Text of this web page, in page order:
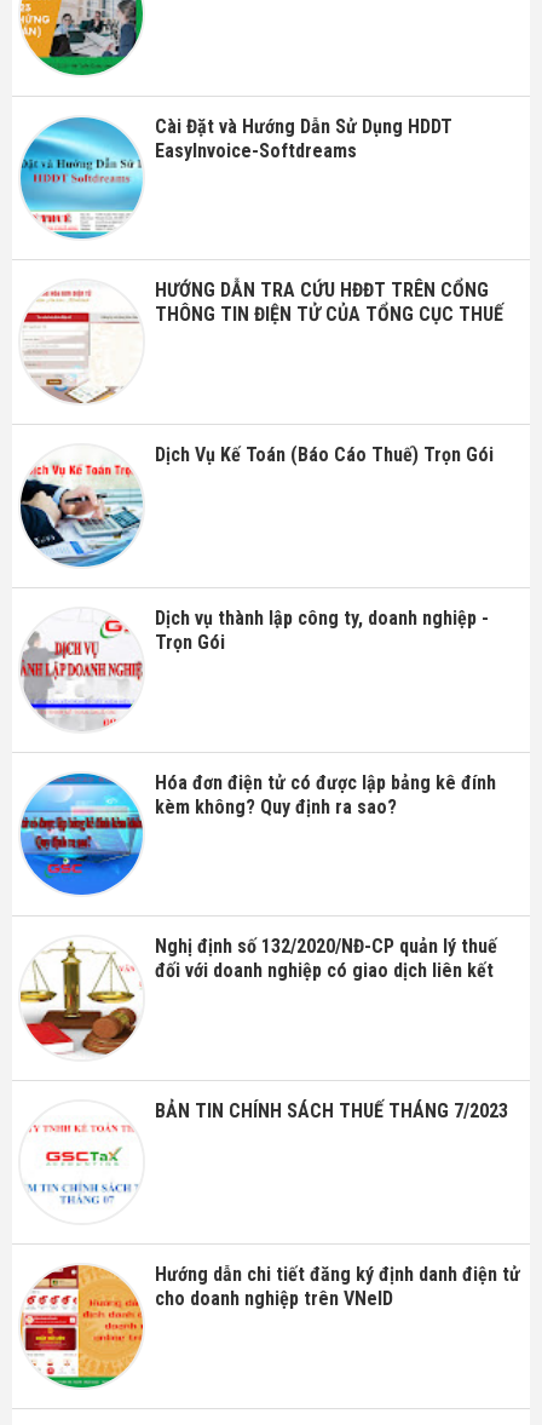
Cài Đặt và Hướng Dẫn Sử Dụng HDDT
EasyInvoice-Softdreams
HƯỚNG DẪN TRA CỨU HĐĐT TRÊN CỔNG
THÔNG TIN ĐIỆN TỬ CỦA TỔNG CỤC THUẾ
Dịch Vụ Kế Toán (Báo Cáo Thuế) Trọn Gói
Dịch vụ thành lập công ty, doanh nghiệp -
Trọn Gói
Hóa đơn điện tử có được lập bảng kê đính
kèm không? Quy định ra sao?
Nghị định số 132/2020/NĐ-CP quản lý thuế
đối với doanh nghiệp có giao dịch liên kết
BẢN TIN CHÍNH SÁCH THUẾ THÁNG 7/2023
Hướng dẫn chi tiết đăng ký định danh điện tử
cho doanh nghiệp trên VNeID